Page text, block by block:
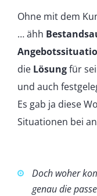
Ohne mit dem
… ähh
die Lösungfür
und auch
Es gab ja diese
Situationen bei
Doch woher
genau die